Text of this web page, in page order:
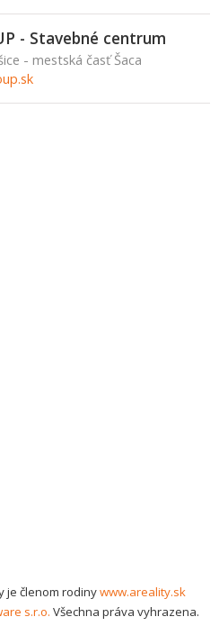
- Stavebné centrum
- mestská časť Šaca
je členom rodinywww.areality.sk
s.r.o. Všechna práva vyhrazena.